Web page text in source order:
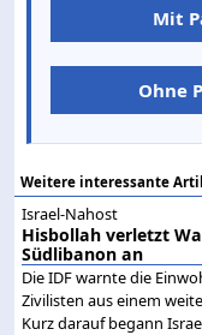
Mit
Ohne
Weitere interessante
Israel-Nahost
Hisbollah verletzt
Südlibanon an
Die IDF warnte die
Zivilisten aus einem
Kurz darauf begann